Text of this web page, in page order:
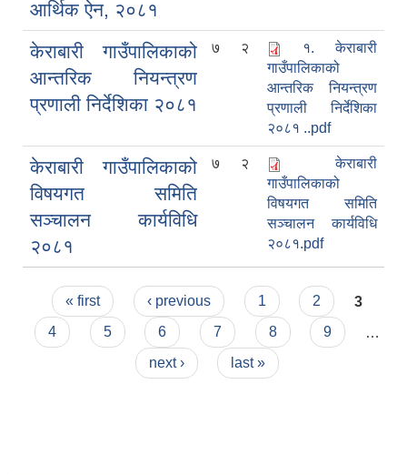
आर्थिक ऐन, २०८१
केराबारी गाउँपालिकाको
आन्तरिक नियन्त्रण
प्रणाली निर्देशिका २०८१
७ २
१. केराबारी
गाउँपालिकाको
आन्तरिक नियन्त्रण
प्रणाली निर्देशिका
२०८१ ..pdf
केराबारी गाउँपालिकाको
विषयगत समिति
सञ्चालन कार्यविधि
२०८१
७ २
केराबारी
गाउँपालिकाको
विषयगत समिति
सञ्चालन कार्यविधि
२०८१.pdf
Pages
« first ‹ previous 1 2
3
4
5 6 7 8 9
next ›
last »